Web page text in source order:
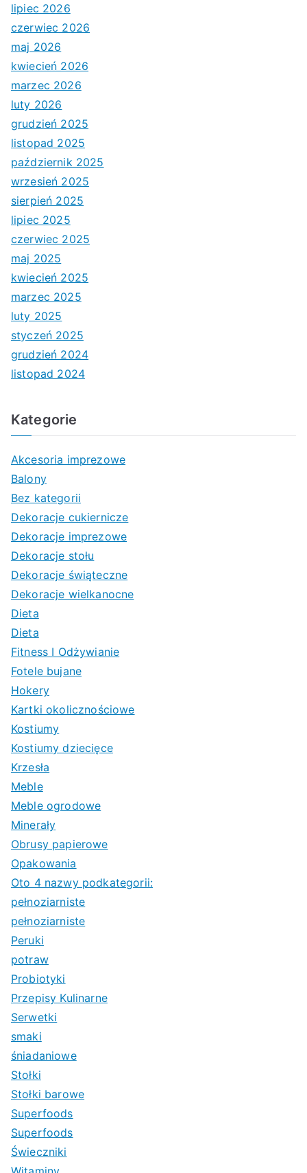
lipiec 2026
czerwiec 2026
maj 2026
kwiecień 2026
marzec 2026
luty 2026
grudzień 2025
listopad 2025
październik 2025
wrzesień 2025
sierpień 2025
lipiec 2025
czerwiec 2025
maj 2025
kwiecień 2025
marzec 2025
luty 2025
styczeń 2025
grudzień 2024
listopad 2024
Kategorie
Akcesoria imprezowe
Balony
Bez kategorii
Dekoracje cukiernicze
Dekoracje imprezowe
Dekoracje stołu
Dekoracje świąteczne
Dekoracje wielkanocne
Dieta
Dieta
Fitness I Odżywianie
Fotele bujane
Hokery
Kartki okolicznościowe
Kostiumy
Kostiumy dziecięce
Krzesła
Meble
Meble ogrodowe
Minerały
Obrusy papierowe
Opakowania
Oto 4 nazwy podkategorii:
pełnoziarniste
pełnoziarniste
Peruki
potraw
Probiotyki
Przepisy Kulinarne
Serwetki
smaki
śniadaniowe
Stołki
Stołki barowe
Superfoods
Superfoods
Świeczniki